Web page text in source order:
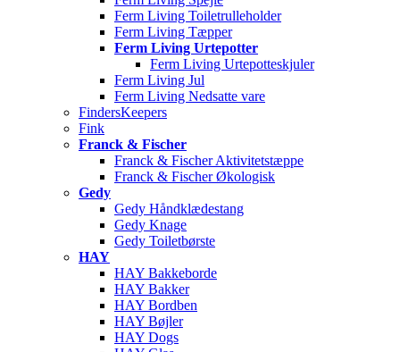
Ferm Living Toiletrulleholder
Ferm Living Tæpper
Ferm Living Urtepotter
Ferm Living Urtepotteskjuler
Ferm Living Jul
Ferm Living Nedsatte vare
FindersKeepers
Fink
Franck & Fischer
Franck & Fischer Aktivitetstæppe
Franck & Fischer Økologisk
Gedy
Gedy Håndklædestang
Gedy Knage
Gedy Toiletbørste
HAY
HAY Bakkeborde
HAY Bakker
HAY Bordben
HAY Bøjler
HAY Dogs